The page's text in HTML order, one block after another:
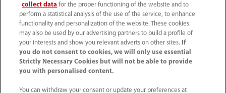
SAC: 0800 0202 841
collect data for the proper functioning of the website and to
perform a statistical analysis of the use of the service, to enhance
functionality and personalization of the website. These cookies
may also be used by our advertising partners to build a profile of
your interests and show you relevant adverts on other sites.
If
you do not consent to cookies, we will only use essential
Strictly Necessary Cookies but will not be able to provide
you with personalised content.
You can withdraw your consent or update your preferences at